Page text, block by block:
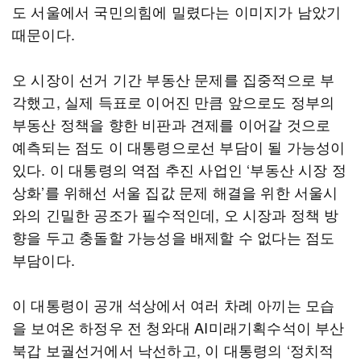
도 서울에서 국민의힘에 밀렸다는 이미지가 남았기
때문이다.
오 시장이 선거 기간 부동산 문제를 집중적으로 부
각했고, 실제 득표로 이어진 만큼 앞으로도 정부의
부동산 정책을 향한 비판과 견제를 이어갈 것으로
예측되는 점도 이 대통령으로선 부담이 될 가능성이
있다. 이 대통령의 역점 추진 사업인 ‘부동산 시장 정
상화’를 위해선 서울 집값 문제 해결을 위한 서울시
와의 긴밀한 공조가 필수적인데, 오 시장과 정책 방
향을 두고 충돌할 가능성을 배제할 수 없다는 점도
부담이다.
이 대통령이 공개 석상에서 여러 차례 아끼는 모습
을 보여온 하정우 전 청와대 AI미래기획수석이 부산
북갑 보궐선거에서 낙선하고, 이 대통령의 ‘정치적